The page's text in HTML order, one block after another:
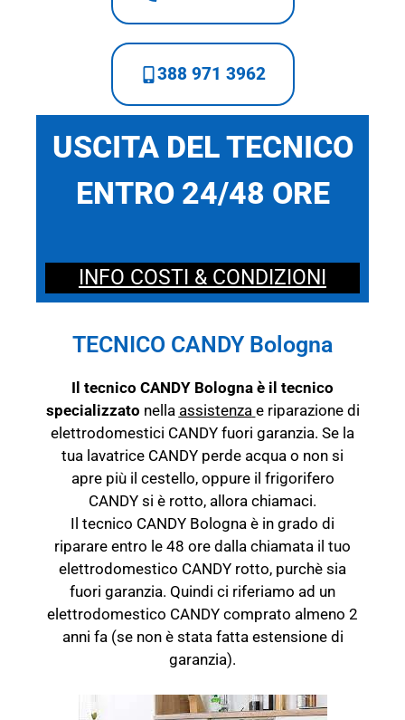
388 971 3962
USCITA DEL TECNICO
ENTRO 24/48 ORE
INFO COSTI & CONDIZIONI
TECNICO CANDY Bologna
Il tecnico CANDY Bologna è il tecnico
specializzato nella assistenza e riparazione di
elettrodomestici CANDY fuori garanzia. Se la
tua lavatrice CANDY perde acqua o non si
apre più il cestello, oppure il frigorifero
CANDY si è rotto, allora chiamaci.
Il tecnico CANDY Bologna è in grado di
riparare entro le 48 ore dalla chiamata il tuo
elettrodomestico CANDY rotto, purchè sia
fuori garanzia. Quindi ci riferiamo ad un
elettrodomestico CANDY comprato almeno 2
anni fa (se non è stata fatta estensione di
garanzia).